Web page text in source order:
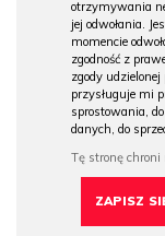
otrzymywania
jej odwołania.
momencie
zgodność z
zgody
przysługuje mi
sprostowania,
danych, do